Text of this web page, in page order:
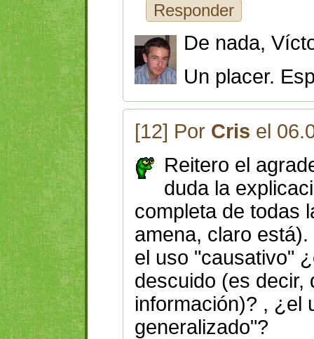
Responder
De nada,
Un placer.
[12] Por Cris el
Reitero el
duda la
completa de todas
amena, claro
el uso "causativo"
descuido (es decir,
información)? , ¿el
generalizado"?